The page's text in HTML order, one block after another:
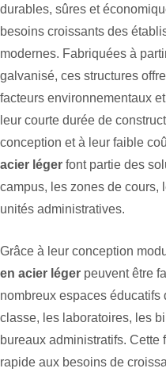
durables, sûres et
besoins croissants des
modernes. Fabriquées à
galvanisé, ces structures
facteurs environnementaux
leur courte durée de
conception et à leur faible
acier léger font partie des
campus, les zones de cours,
unités administratives.
Grâce à leur conception
en acier léger peuvent être
nombreux espaces
classe, les laboratoires, les
bureaux administratifs.
rapide aux besoins de